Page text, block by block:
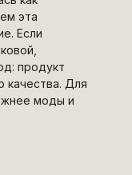
эта
Если
продукт
качества. Для
моды и